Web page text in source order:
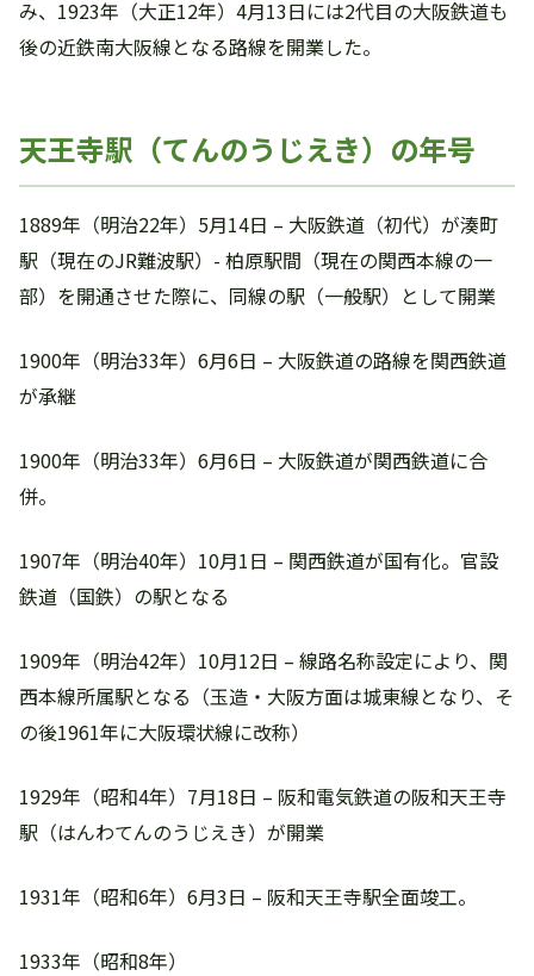
み、1923年（大正12年）4月13日には2代目の大阪鉄道も
後の近鉄南大阪線となる路線を開業した。
天王寺駅（てんのうじえき）の年号
1889年（明治22年）5月14日 – 大阪鉄道（初代）が湊町
駅（現在のJR難波駅）- 柏原駅間（現在の関西本線の一
部）を開通させた際に、同線の駅（一般駅）として開業
1900年（明治33年）6月6日 – 大阪鉄道の路線を関西鉄道
が承継
1900年（明治33年）6月6日 – 大阪鉄道が関西鉄道に合
併。
1907年（明治40年）10月1日 – 関西鉄道が国有化。官設
鉄道（国鉄）の駅となる
1909年（明治42年）10月12日 – 線路名称設定により、関
西本線所属駅となる（玉造・大阪方面は城東線となり、そ
の後1961年に大阪環状線に改称）
1929年（昭和4年）7月18日 – 阪和電気鉄道の阪和天王寺
駅（はんわてんのうじえき）が開業
1931年（昭和6年）6月3日 – 阪和天王寺駅全面竣工。
1933年（昭和8年）